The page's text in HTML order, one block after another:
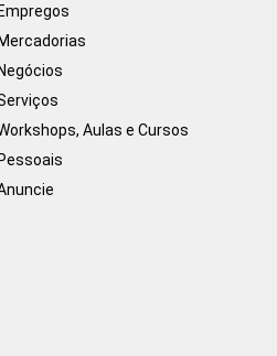
Empregos
Mercadorias
Negócios
Aulas e Cursos
Pessoais